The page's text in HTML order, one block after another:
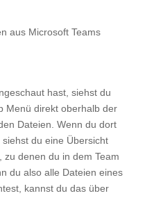
hast, siehst du
Menü direkt oberhalb der
Dateien. Wenn du dort
siehst du eine Übersicht
denen du in dem Team
du also alle Dateien eines
kannst du das über